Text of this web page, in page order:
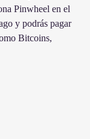
Pinwheel en el
y podrás pagar
Bitcoins,